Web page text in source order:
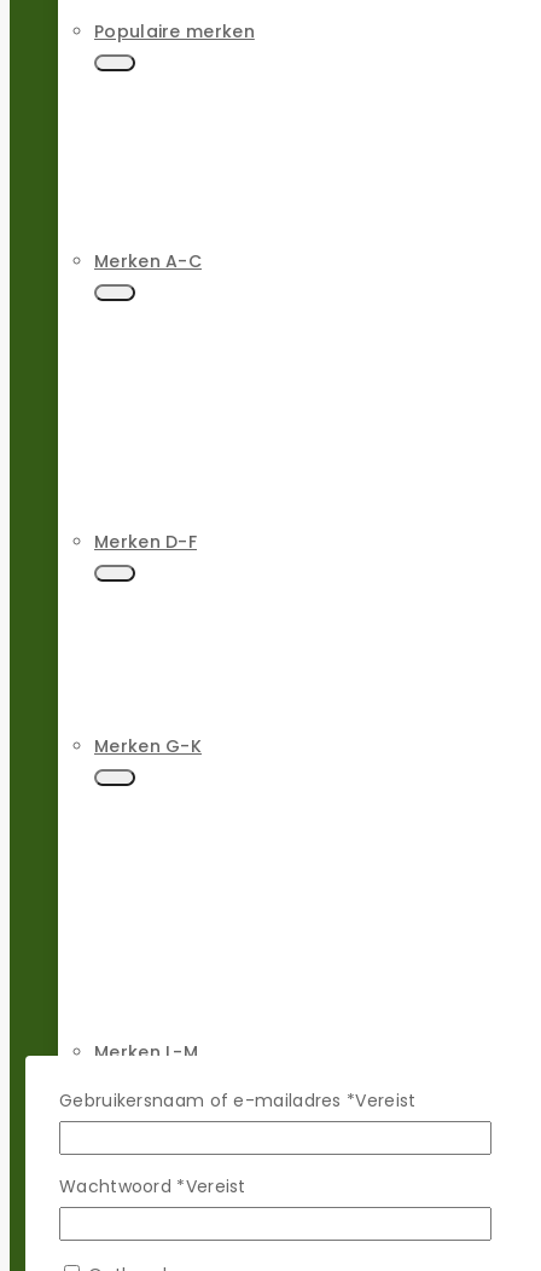
Populaire merken
Merken A-C
Merken D-F
Merken G-K
Merken L-M
Gebruikersnaam of e-mailadres *Vereist
Wachtwoord *Vereist